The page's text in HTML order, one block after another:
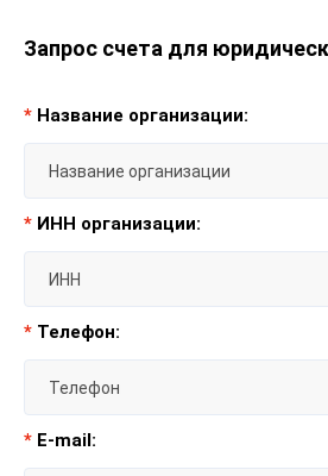
Запрос счета для
* Название организации:
* ИНН организации:
* Телефон:
* E-mail: